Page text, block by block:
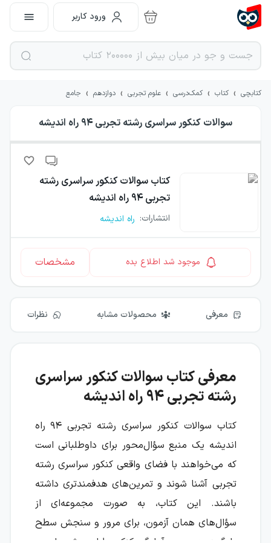
ورود کاربر
کتابچی › کتاب › کمک‌درسی › علوم تجربی › دوازدهم › جامع
سوالات کنکور سراسری رشته تجربی ۹۴ راه اندیشه
کتاب سوالات کنکور سراسری رشته
تجربی ۹۴ راه اندیشه
انتشارات: راه اندیشه
موجود شد اطلاع بده مشخصات
معرفی محصولات مشابه نظرات
معرفی کتاب سوالات کنکور سراسری
رشته تجربی ۹۴ راه اندیشه
کتاب
سوالات کنکور سراسری رشته تجربی ۹۴ راه
اندیشه یک منبع سؤال‌محور برای داوطلبانی است
که می‌خواهند با فضای واقعی کنکور سراسری رشته
تجربی آشنا شوند و تمرین‌های هدفمندتری داشته
باشند. این کتاب، به صورت مجموعه‌ای از
سؤال‌های همان آزمون، برای مرور و سنجش سطح